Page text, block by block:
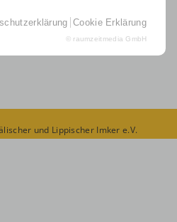
Cookie Erklärung
© raumzeitmedia GmbH
und Lippischer Imker e.V.